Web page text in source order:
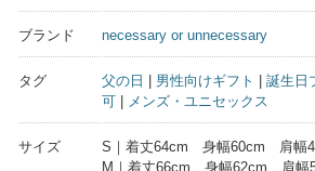
ブランド necessary or unnecessary
タグ 父の日 男性向けギフト 誕生日
可
メンズ・ユニセックス
サイズ
S｜着丈64cm 身幅60cm 肩幅
M｜着丈66cm 身幅62cm 肩幅